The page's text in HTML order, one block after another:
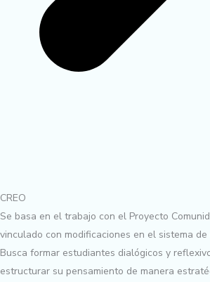
CREO
Se basa en el trabajo con el Proyecto
vinculado con modificaciones en el sistema de
Busca formar estudiantes dialógicos y
estructurar su pensamiento de manera